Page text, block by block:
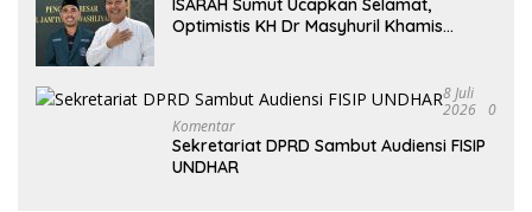
Optimistis KH Dr Masyhuril Khamis
8 Juli
2026 0
Komentar
Sekretariat DPRD Sambut Audiensi FISIP
UNDHAR